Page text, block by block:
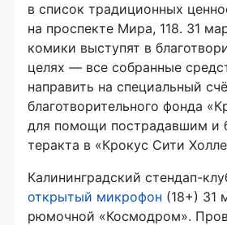
в список традиционных
на проспекте Мира, 118. 31
комики выступят в
целях — все собранные
направить на специальный
благотворительного фонда
для помощи пострадавшим и
теракта в «Крокус Сити
Калининградский стендап-
открытый микрофон (18+) 31
рюмочной «Космодром».